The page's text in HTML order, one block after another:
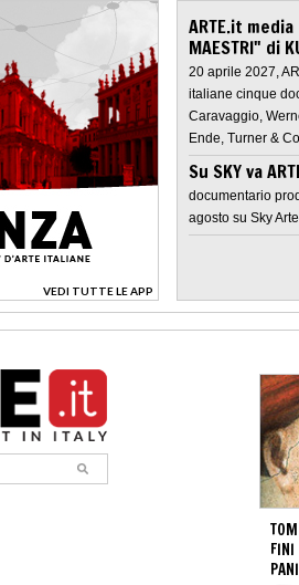
VEDI TUTTE LE APP
>
ARTE.it
MAESTRI" di
20 aprile 2027,
italiane cinque
Caravaggio,
Ende, Turner &
Su SKY va
documentario
agosto su Sky Arte
FINI